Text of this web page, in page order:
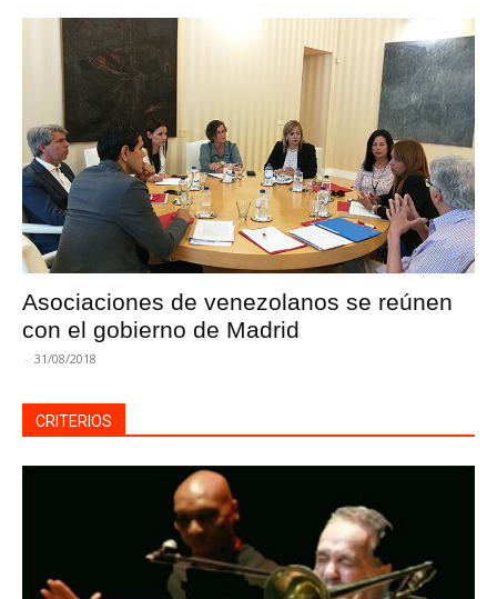
Asociaciones de venezolanos se reúnen
con el gobierno de Madrid
- 31/08/2018
CRITERIOS